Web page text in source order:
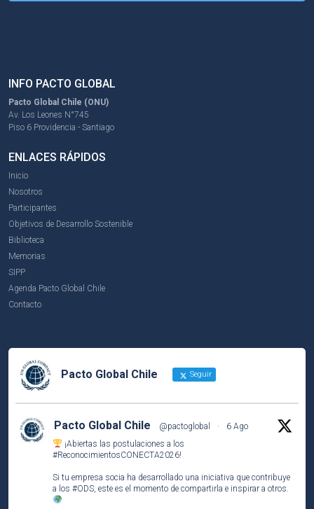
INFO PACTO GLOBAL
Pacto Global Chile (ONU)
Av. Los Leones N°745
Piso 6 Providencia - Santiago
ENLACES RÁPIDOS
Inicio
Nosotros
Participantes
Objetivos de Desarrollo Sostenible
Biblioteca
Memorias
SIPP
Agenda Pacto Global Chile
Contacto
Pacto Global Chile Seguir
Pacto Global Chile @pactoglobal ·
6 Ago
¡Abiertas las postulaciones a los
#ReconocimientosCONECTA2026!
Si tu empresa socia ha desarrollado una iniciativa que contribuye
a los #ODS , este es el momento de compartirla e inspirar a otros.